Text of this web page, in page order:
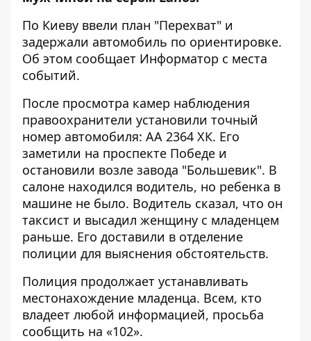
По Киеву ввели план "Перехват" и
задержали автомобиль по ориентировке.
Об этом сообщает Информатор с места
событий.
После просмотра камер наблюдения
правоохранители установили точный
номер автомобиля: АА 2364 ХК. Его
заметили на проспекте Победе и
остановили возле завода "Большевик". В
салоне находился водитель, но ребенка в
машине не было. Водитель сказал, что он
таксист и высадил женщину с младенцем
раньше. Его доставили в отделение
полиции для выяснения обстоятельств.
Полиция продолжает устанавливать
местонахождение младенца. Всем, кто
владеет любой информацией, просьба
сообщить на «102».